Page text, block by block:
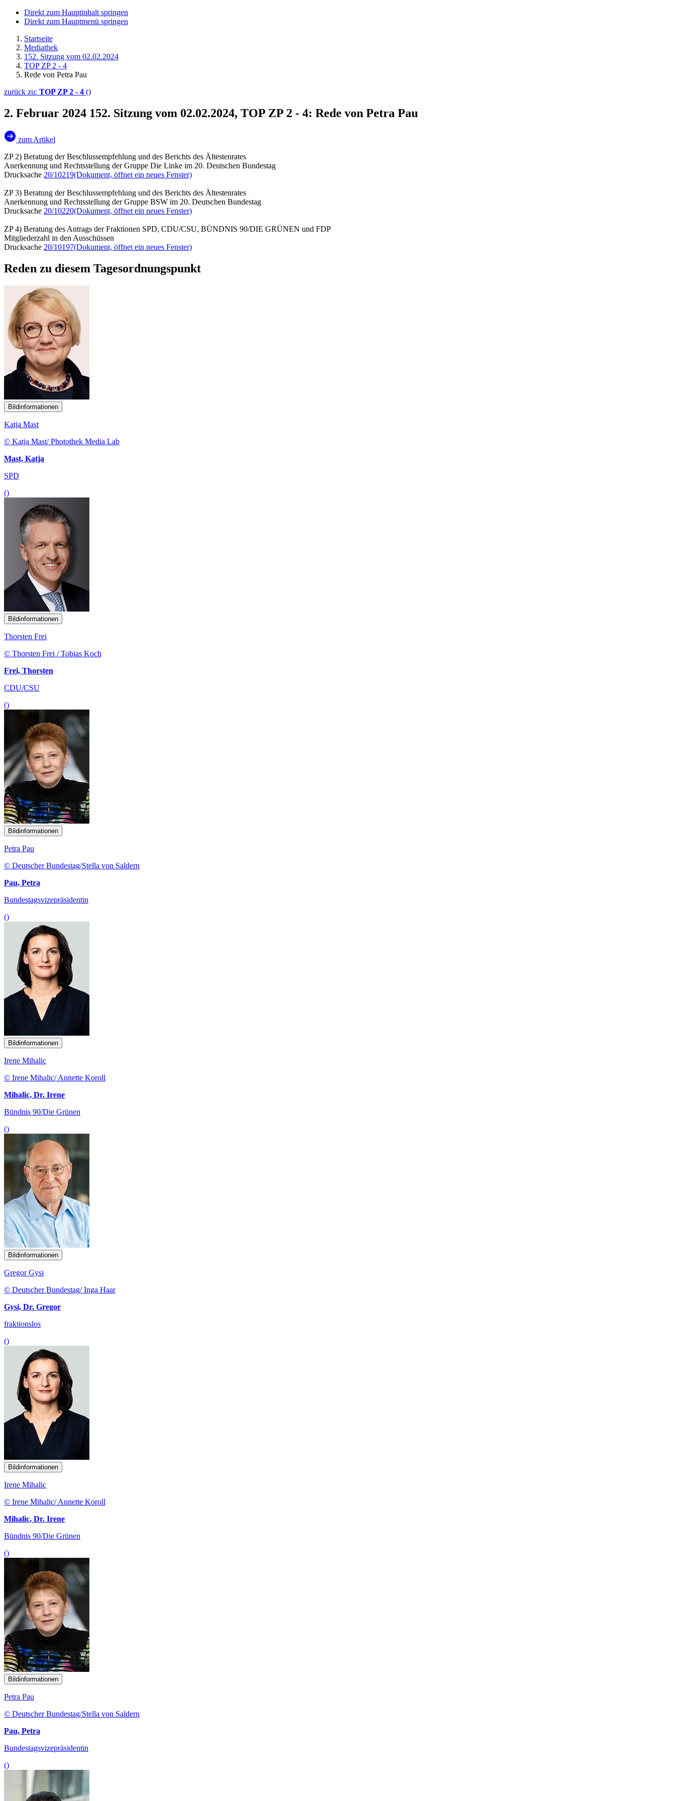
Direkt zum Hauptinhalt springen
Direkt zum Hauptmenü springen
Startseite
Mediathek
152. Sitzung vom 02.02.2024
TOP ZP 2 - 4
Rede von Petra Pau
zurück zu: TOP ZP 2 - 4 ()
2. Februar 2024 152. Sitzung vom 02.02.2024, TOP ZP 2 - 4: Rede von Petra Pau
zum Artikel
ZP 2) Beratung der Beschlussempfehlung und des Berichts des Ältestenrates
Anerkennung und Rechtsstellung der Gruppe Die Linke im 20. Deutschen Bundestag
Drucksache 20/10219(Dokument, öffnet ein neues Fenster)
ZP 3) Beratung der Beschlussempfehlung und des Berichts des Ältestenrates
Anerkennung und Rechtsstellung der Gruppe BSW im 20. Deutschen Bundestag
Drucksache 20/10220(Dokument, öffnet ein neues Fenster)
ZP 4) Beratung des Antrags der Fraktionen SPD, CDU/CSU, BÜNDNIS 90/DIE GRÜNEN und FDP
Mitgliederzahl in den Ausschüssen
Drucksache 20/10197(Dokument, öffnet ein neues Fenster)
Reden zu diesem Tagesordnungspunkt
Bildinformationen
Katja Mast
© Katja Mast/ Photothek Media Lab
Mast, Katja
SPD
()
Bildinformationen
Thorsten Frei
© Thorsten Frei / Tobias Koch
Frei, Thorsten
CDU/CSU
()
Bildinformationen
Petra Pau
© Deutscher Bundestag/Stella von Saldern
Pau, Petra
Bundestagsvizepräsidentin
()
Bildinformationen
Irene Mihalic
© Irene Mihalic/ Annette Koroll
Mihalic, Dr. Irene
Bündnis 90/Die Grünen
()
Bildinformationen
Gregor Gysi
© Deutscher Bundestag/ Inga Haar
Gysi, Dr. Gregor
fraktionslos
()
Bildinformationen
Irene Mihalic
© Irene Mihalic/ Annette Koroll
Mihalic, Dr. Irene
Bündnis 90/Die Grünen
()
Bildinformationen
Petra Pau
© Deutscher Bundestag/Stella von Saldern
Pau, Petra
Bundestagsvizepräsidentin
()